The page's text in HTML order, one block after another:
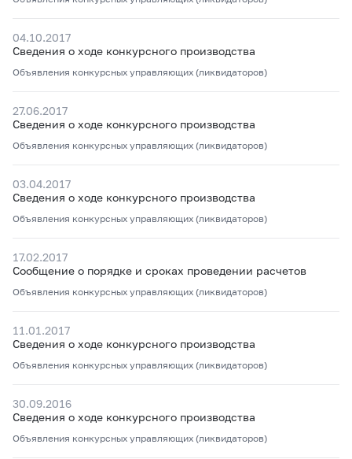
04.10.2017
Сведения о ходе конкурсного производства
Объявления конкурсных управляющих (ликвидаторов)
27.06.2017
Сведения о ходе конкурсного производства
Объявления конкурсных управляющих (ликвидаторов)
03.04.2017
Сведения о ходе конкурсного производства
Объявления конкурсных управляющих (ликвидаторов)
17.02.2017
Сообщение о порядке и сроках проведении расчетов
Объявления конкурсных управляющих (ликвидаторов)
11.01.2017
Сведения о ходе конкурсного производства
Объявления конкурсных управляющих (ликвидаторов)
30.09.2016
Сведения о ходе конкурсного производства
Объявления конкурсных управляющих (ликвидаторов)